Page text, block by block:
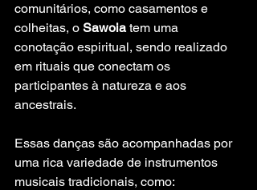
comunitários, como casamentos e
colheitas, o Sawoia tem uma
conotação espiritual, sendo realizado
em rituais que conectam os
participantes à natureza e aos
ancestrais.
Essas danças são acompanhadas por
uma rica variedade de instrumentos
musicais tradicionais, como: